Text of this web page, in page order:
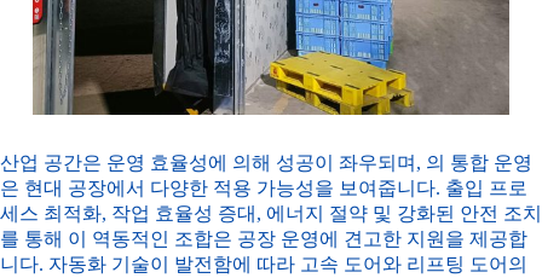
산업 공간은 운영 효율성에 의해 성공이 좌우되며, 의 통합 운영
은 현대 공장에서 다양한 적용 가능성을 보여줍니다. 출입 프로
세스 최적화, 작업 효율성 증대, 에너지 절약 및 강화된 안전 조치
를 통해 이 역동적인 조합은 공장 운영에 견고한 지원을 제공합
니다. 자동화 기술이 발전함에 따라 고속 도어와 리프팅 도어의